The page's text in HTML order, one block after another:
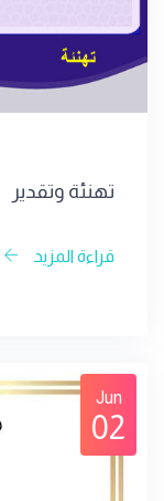
تهنئة وتقدير
قراءة المزيد
Jun
02